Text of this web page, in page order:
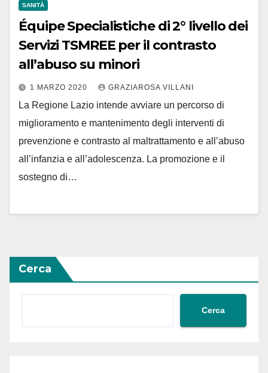
SANITÀ
Équipe Specialistiche di 2° livello dei
Servizi TSMREE per il contrasto
all’abuso su minori
1 MARZO 2020 GRAZIAROSA VILLANI
La Regione Lazio intende avviare un percorso di
miglioramento e mantenimento degli interventi di
prevenzione e contrasto al maltrattamento e all’abuso
all’infanzia e all’adolescenza. La promozione e il
sostegno di…
Cerca
Cerca